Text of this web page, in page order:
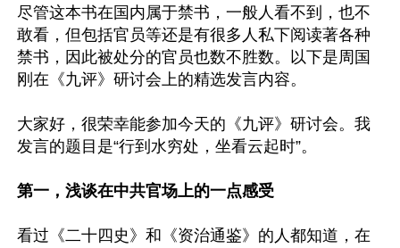
尽管这本书在国内属于禁书，一般人看不到，也不
敢看，但包括官员等还是有很多人私下阅读著各种
禁书，因此被处分的官员也数不胜数。以下是周国
刚在《九评》研讨会上的精选发言内容。
大家好，很荣幸能参加今天的《九评》研讨会。我
发言的题目是“行到水穷处，坐看云起时”。
第一，浅谈在中共官场上的一点感受
看过《二十四史》和《资治通鉴》的人都知道，在